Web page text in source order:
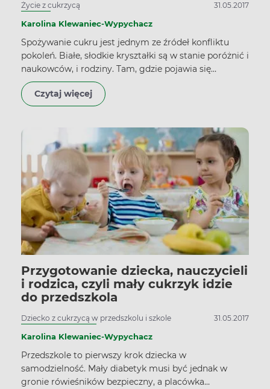
Życie z cukrzycą 31.05.2017
Karolina Klewaniec-Wypychacz
Spożywanie cukru jest jednym ze źródeł konfliktu
pokoleń. Białe, słodkie kryształki są w stanie poróżnić i
naukowców, i rodziny. Tam, gdzie pojawia się
cukrzyca typu 1., temat staje się jeszcze bardziej
kontrowersyjny.
Czytaj więcej
Przygotowanie dziecka, nauczycieli
i rodzica, czyli mały cukrzyk idzie
do przedszkola
Dziecko z cukrzycą w przedszkolu i szkole 31.05.2017
Karolina Klewaniec-Wypychacz
Przedszkole to pierwszy krok dziecka w
samodzielność. Mały diabetyk musi być jednak w
gronie rówieśników bezpieczny, a placówka